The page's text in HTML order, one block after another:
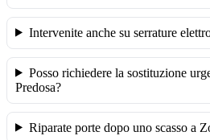
Intervenite anche su serrature
Posso richiedere la sostituzione
Predosa?
Riparate porte dopo uno scasso a